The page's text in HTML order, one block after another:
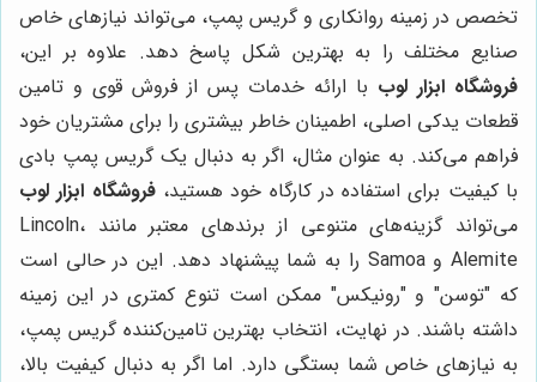
تخصص در زمینه روانکاری و گریس پمپ، می‌تواند نیازهای خاص
صنایع مختلف را به بهترین شکل پاسخ دهد. علاوه بر این،
فروشگاه ابزار لوب با ارائه خدمات پس از فروش قوی و تامین
قطعات یدکی اصلی، اطمینان خاطر بیشتری را برای مشتریان خود
فراهم می‌کند. به عنوان مثال، اگر به دنبال یک گریس پمپ بادی
با کیفیت برای استفاده در کارگاه خود هستید،فروشگاه ابزار لوب
می‌تواند گزینه‌های متنوعی از برندهای معتبر مانند Lincoln،
Alemite و Samoa را به شما پیشنهاد دهد. این در حالی است
که "توسن" و "رونیکس" ممکن است تنوع کمتری در این زمینه
داشته باشند. در نهایت، انتخاب بهترین تامین‌کننده گریس پمپ،
به نیازهای خاص شما بستگی دارد. اما اگر به دنبال کیفیت بالا،